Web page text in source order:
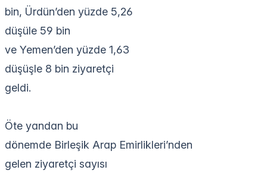
bin, Ürdün’den yüzde 5,26
düşüle 59 bin
ve Yemen’den yüzde 1,63
düşüşle 8 bin ziyaretçi
geldi.
Öte yandan bu
dönemde Birleşik Arap Emirlikleri’nden
gelen ziyaretçi sayısı